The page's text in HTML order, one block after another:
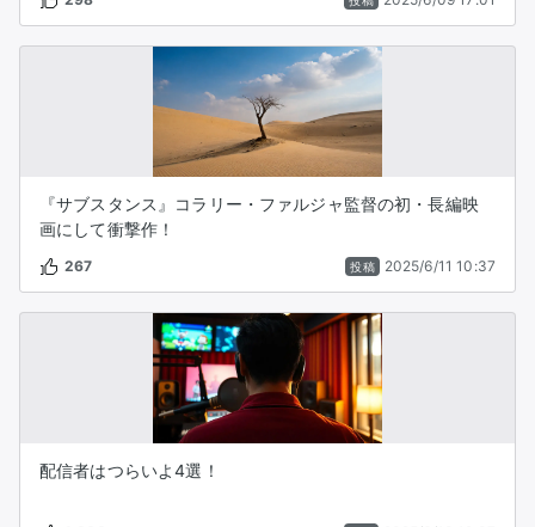
『サブスタンス』コラリー・ファルジャ監督の初・長編映
画にして衝撃作！
267 投稿 2025/6/11 10:37
配信者はつらいよ4選！